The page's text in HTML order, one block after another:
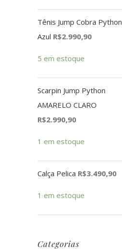
Tênis Jump Cobra Python
Azul R$2.990,90
5 em estoque
Scarpin Jump Python
AMARELO CLARO
R$2.990,90
1 em estoque
Calça Pelica R$3.490,90
1 em estoque
Categorias